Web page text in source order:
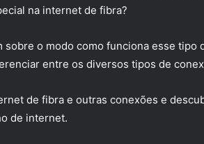
na internet de fibra?
sobre o modo como funciona esse tipo
entre os diversos tipos de
de fibra e outras conexões e
de internet.